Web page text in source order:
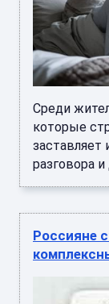
Среди
которые
заставляет
разговора
Россияне